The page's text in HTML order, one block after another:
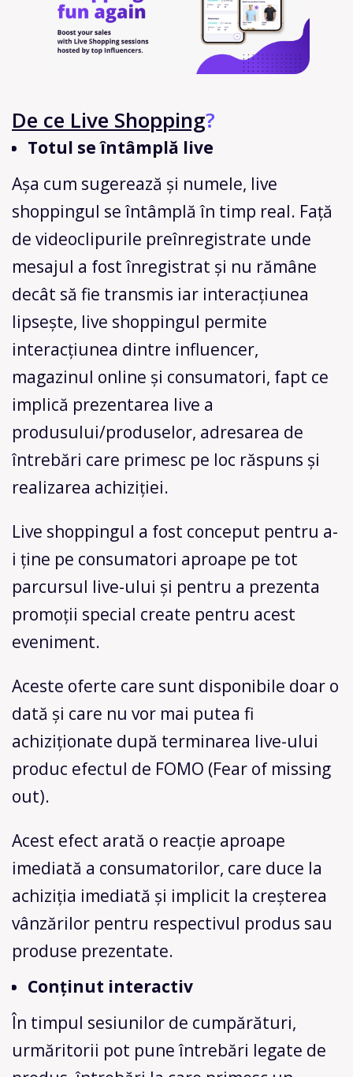
De ce Live Shopping?
Totul se întâmplă live
Așa cum sugerează și numele, live
shoppingul se întâmplă în timp real. Față
de videoclipurile preînregistrate unde
mesajul a fost înregistrat și nu rămâne
decât să fie transmis iar interacțiunea
lipsește, live shoppingul permite
interacțiunea dintre influencer,
magazinul online și consumatori, fapt ce
implică prezentarea live a
produsului/produselor, adresarea de
întrebări care primesc pe loc răspuns și
realizarea achiziției.
Live shoppingul a fost conceput pentru a-
i ține pe consumatori aproape pe tot
parcursul live-ului și pentru a prezenta
promoții special create pentru acest
eveniment.
Aceste oferte care sunt disponibile doar o
dată și care nu vor mai putea fi
achiziționate după terminarea live-ului
produc efectul de FOMO (Fear of missing
out).
Acest efect arată o reacție aproape
imediată a consumatorilor, care duce la
achiziția imediată și implicit la creșterea
vânzărilor pentru respectivul produs sau
produse prezentate.
Conținut interactiv
În timpul sesiunilor de cumpărături,
urmăritorii pot pune întrebări legate de